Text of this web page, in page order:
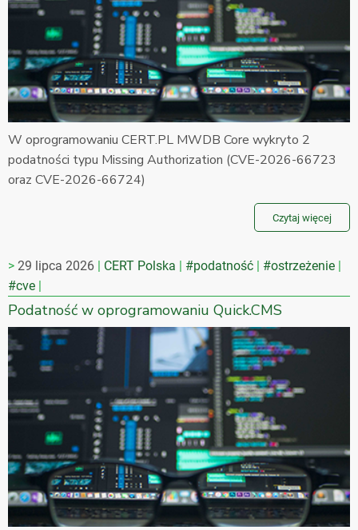
W oprogramowaniu CERT.PL MWDB Core wykryto 2
podatności typu Missing Authorization (CVE-2026-66723
oraz CVE-2026-66724)
Czytaj więcej
29 lipca 2026 CERT Polska #podatność
#ostrzeżenie
#cve
Podatność w oprogramowaniu Quick.CMS